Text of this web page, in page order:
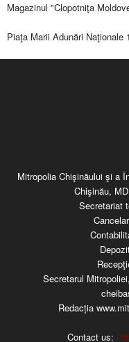
Magazinul "Clopotniţa
Piaţa Marii Adunări Naţionale
Mitropolia Chişinăului şi a
Chişinău,
Secretariat
Secretarul
Redacția
Contact us: